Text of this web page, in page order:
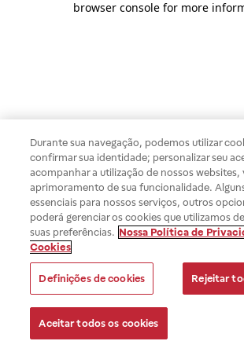
browser console for more
Durante sua navegação, podemos utilizar
confirmar sua identidade; personalizar seu
acompanhar a utilização de nossos websites,
aprimoramento de sua funcionalidade.
essenciais para nossos serviços, outros
poderá gerenciar os cookies que utilizamos
suas preferências. Nossa Política de
Cookies
Definições de cookies Rejeitar
Aceitar todos os cookies